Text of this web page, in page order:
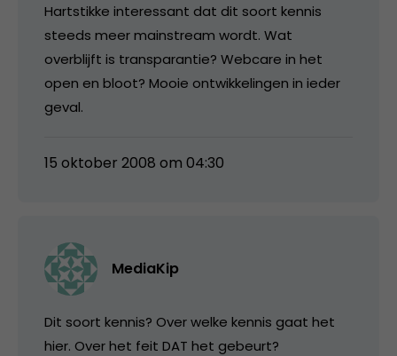
Hartstikke interessant dat dit soort kennis
steeds meer mainstream wordt. Wat
overblijft is transparantie? Webcare in het
open en bloot? Mooie ontwikkelingen in ieder
geval.
15 oktober 2008 om 04:30
MediaKip
Dit soort kennis? Over welke kennis gaat het
hier. Over het feit DAT het gebeurt?